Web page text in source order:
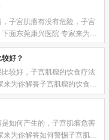
情绪，防止...
子宫肌瘤有没有危险，子宫
面东莞康兴医院 专家来为你
，子宫肌瘤有没有危险，子
的问题。 ...
好？
较好，子宫肌瘤的饮食疗法
来为你解答子宫肌瘤的饮食疗
饮食疗法有哪些的问题。
在百度贴...
如何产生的，子宫肌瘤危害
来为你解答如何警惕子宫肌